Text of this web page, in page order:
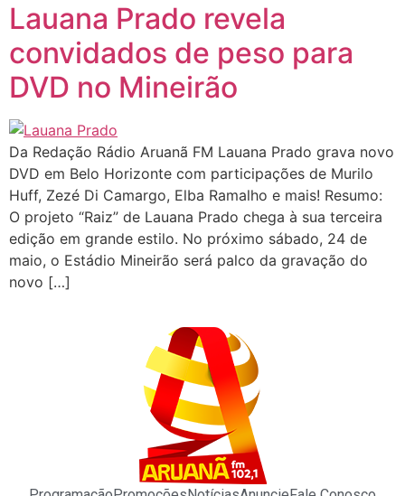
Lauana Prado revela
convidados de peso para
DVD no Mineirão
Da Redação Rádio Aruanã FM Lauana Prado grava novo
DVD em Belo Horizonte com participações de Murilo
Huff, Zezé Di Camargo, Elba Ramalho e mais! Resumo:
O projeto “Raiz” de Lauana Prado chega à sua terceira
edição em grande estilo. No próximo sábado, 24 de
maio, o Estádio Mineirão será palco da gravação do
novo […]